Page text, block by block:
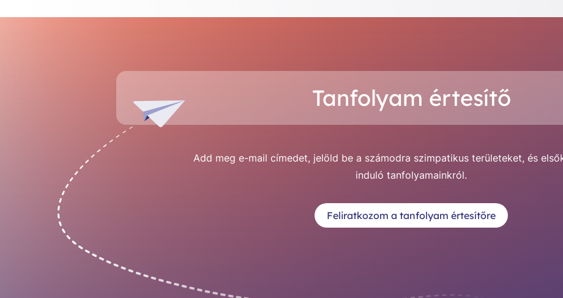
Tanfolyam értesítő
Add meg e-mail címedet, jelöld be a számodra szimpatikus területeket, és
induló tanfolyamainkról.
Feliratkozom a tanfolyam értesítőre